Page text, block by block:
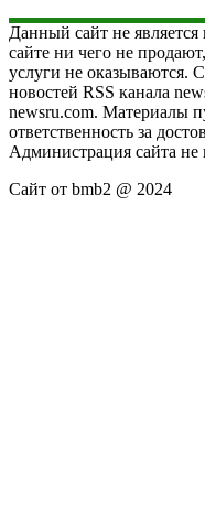
Данный сайт не
сайте ни чего не
услуги не оказываются.
новостей RSS канала
newsru.com. Материалы
ответственность за
Администрация сайта не
Сайт от bmb2 @ 2024